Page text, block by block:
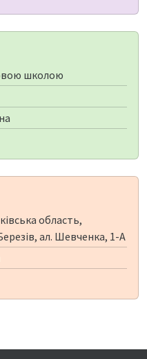
школою
область,
ал. Шевченка, 1-А